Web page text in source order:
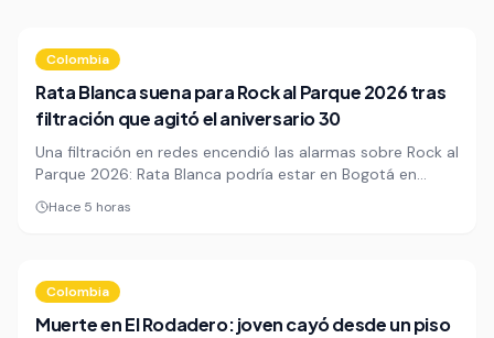
Colombia
Rata Blanca suena para Rock al Parque 2026 tras
filtración que agitó el aniversario 30
Una filtración en redes encendió las alarmas sobre Rock al
Parque 2026: Rata Blanca podría estar en Bogotá en
octubre, justo cuando el festival cumple 30 años. La
posible visita reaviva la expectativa por un cartel que aún
Hace 5 horas
Colombia
Muerte en El Rodadero: joven cayó desde un piso